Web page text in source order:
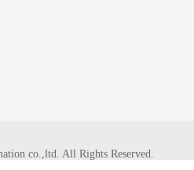
co.,ltd. All Rights Reserved.